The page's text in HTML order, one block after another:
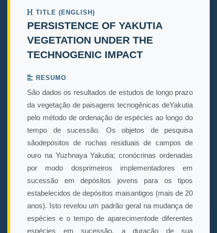
TITLE (ENGLISH)
PERSISTENCE OF YAKUTIA
VEGETATION UNDER THE
TECHNOGENIC IMPACT
RESUMO
São dados os resultados de estudos de longo prazo
da vegetação de paisagens tecnogênicas deYakutia
pelo método de ordenação de espécies ao longo do
tempo de sucessão. Os objetos de pesquisa
sãodepósitos de rochas residuais de campos de
ouro na Yuzhnaya Yakutia; cronócrinas ordenadas
por modo dosprimeiros implementadores em
sucessão em depósitos jovens para os tipos
estabelecidos de depósitos maisantigos (mais de 20
anos). Isto revelou um padrão geral na mudança de
espécies e o tempo de aparecimentode diferentes
espécies em sucessão, a duração de sua